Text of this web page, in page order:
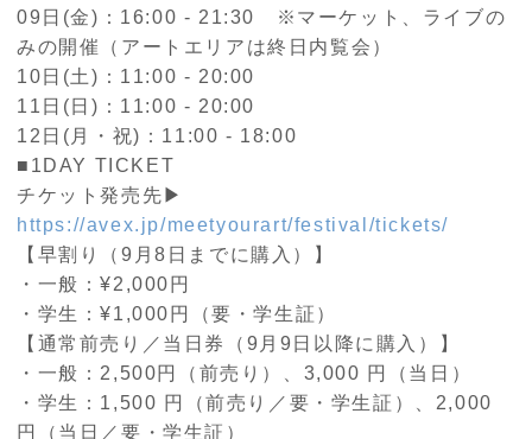
09日(金)：16:00 - 21:30 ※マーケット、ライブの
みの開催（アートエリアは終日内覧会）
10日(土)：11:00 - 20:00
11日(日)：11:00 - 20:00
12日(月・祝)：11:00 - 18:00
■1DAY TICKET
チケット発売先▶
https://avex.jp/meetyourart/festival/tickets/
【早割り（9月8日までに購入）】
・一般：¥2,000円
・学生：¥1,000円（要・学生証）
【通常前売り／当日券（9月9日以降に購入）】
・一般：2,500円（前売り）、3,000 円（当日）
・学生：1,500 円（前売り／要・学生証）、2,000
円（当日／要・学生証）